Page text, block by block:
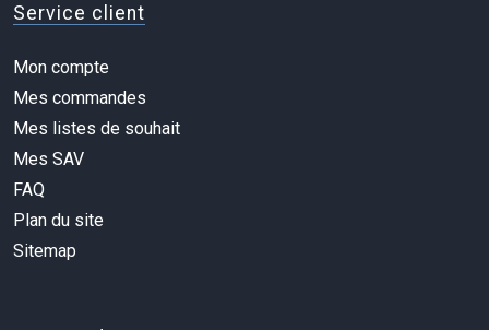
Service client
Mon compte
Mes commandes
Mes listes de souhait
Mes SAV
FAQ
Plan du site
Sitemap